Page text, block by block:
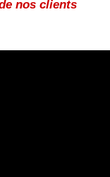
nos clients